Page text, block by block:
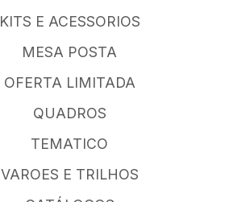
KITS E ACESSORIOS
MESA POSTA
OFERTA LIMITADA
QUADROS
TEMATICO
VAROES E TRILHOS